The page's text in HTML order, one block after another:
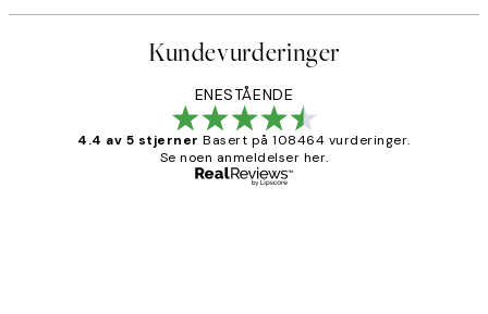
Kundevurderinger
ENESTÅENDE
4.4 av 5 stjerner Basert på 108464 vurderinger.
Se noen anmeldelser her.